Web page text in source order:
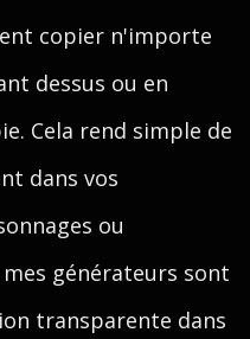
copier n'importe
dessus ou en
Cela rend simple de
dans vos
ou
générateurs sont
transparente dans